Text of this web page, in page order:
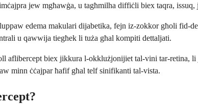
jew mgħawġa, u tagħmilha diffiċli biex taqra, issuq,
edema makulari dijabetika, fejn iz-zokkor għoli
u qawwija tiegħek li tuża għal kompiti dettaljati.
aflibercept biex jikkura l-okklużjonijiet tal-vini tar-
minn ċċajpar ħafif għal telf sinifikanti tal-vista.